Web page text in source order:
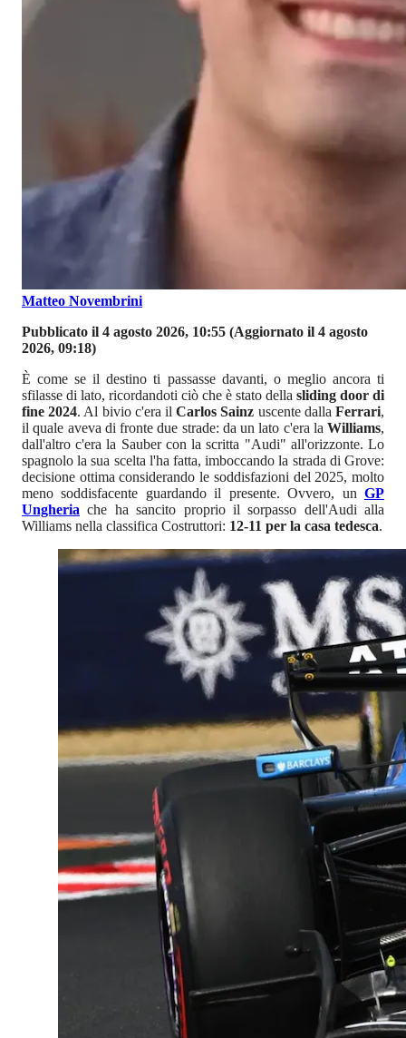
Matteo Novembrini
Pubblicato il 4 agosto 2026, 10:55 (Aggiornato il 4 agosto
2026, 09:18)
È come se il destino ti passasse davanti, o meglio ancora ti
sfilasse di lato, ricordandoti ciò che è stato della sliding door di
fine 2024. Al bivio c'era ilCarlos Sainz uscente dallaFerrari,
il quale aveva di fronte due strade: da un lato c'era la Williams,
dall'altro c'era la Sauber con la scritta "Audi" all'orizzonte. Lo
spagnolo la sua scelta l'ha fatta, imboccando la strada di Grove:
decisione ottima considerando le soddisfazioni del 2025, molto
meno soddisfacente guardando il presente. Ovvero, un GP
Ungheria che ha sancito proprio il sorpasso dell'Audi alla
Williams nella classifica Costruttori: 12-11 per la casa tedesca.